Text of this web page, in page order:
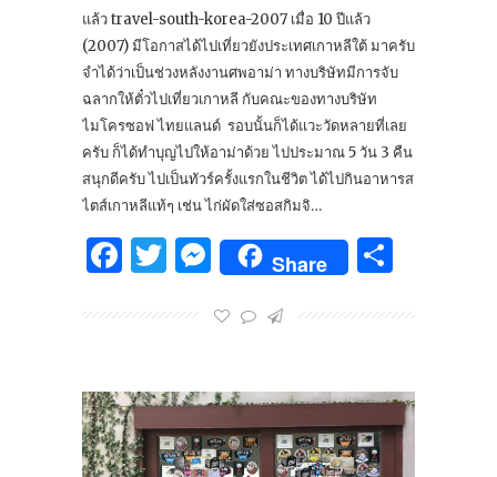
แล้ว travel-south-korea-2007 เมื่อ 10 ปีแล้ว
(2007) มีโอกาสได้ไปเที่ยวยังประเทศเกาหลีใต้ มาครับ
จำได้ว่าเป็นช่วงหลังงานศพอาม่า ทางบริษัทมีการจับ
ฉลากให้ตั๋วไปเที่ยวเกาหลี กับคณะของทางบริษัท
ไมโครซอฟ ไทยแลนด์ รอบนั้นก็ได้แวะวัดหลายที่เลย
ครับ ก็ได้ทำบุญไปให้อาม่าด้วย ไปประมาณ 5 วัน 3 คืน
สนุกดีครับ ไปเป็นทัวร์ครั้งแรกในชีวิต ได้ไปกินอาหารส
ไตส์เกาหลีแท้ๆ เช่น ไก่ผัดใส่ซอสกิมจิ…
Facebook
Twitter
Messenger
Share